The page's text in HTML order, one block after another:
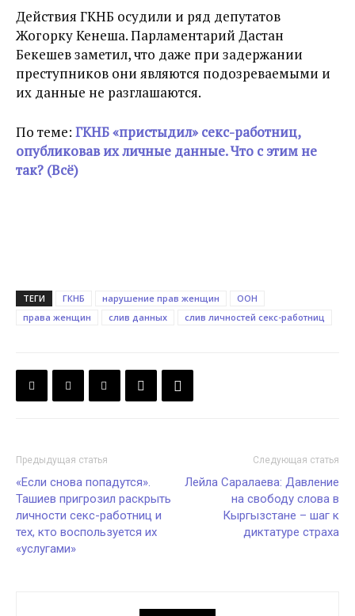
Действия ГКНБ осудили и ряд депутатов
Жогорку Кенеша. Парламентарий Дастан
Бекешев заметил, что даже при задержании
преступников они являются подозреваемыми и
их данные не разглашаются.
По теме: ГКНБ «пристыдил» секс-работниц,
опубликовав их личные данные. Что с этим не
так? (Всё)
ТЕГИ ГКНБ нарушение прав женщин
ООН
права женщин
слив данных слив личностей секс-работниц
Предыдущая статья
«Если снова попадутся».
Ташиев пригрозил раскрыть
личности секс-работниц и
тех, кто воспользуется их
«услугами»
Следующая статья
Лейла Саралаева: Давление
на свободу слова в
Кыргызстане – шаг к
диктатуре страха